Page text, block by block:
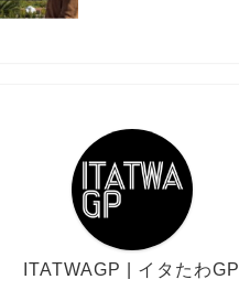
ITATWAGP | イタたわGP